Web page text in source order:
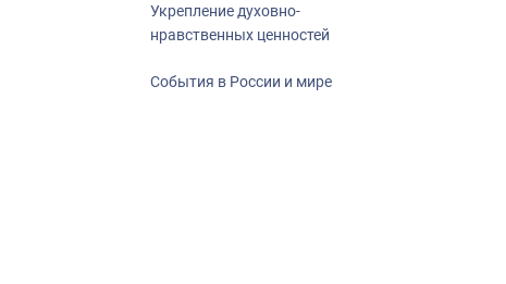
Укрепление духовно-
нравственных ценностей
События в России и мире